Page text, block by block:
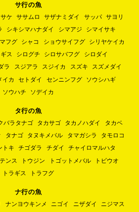
サ行の魚
サケ ササムロ サザナミダイ サッパ サヨリ
シキシマハナダイ シマアジ
シマイサキ
フグ シャコ ショウサイフグ
シリヤケイカ
ス シログチ シロサバフグ
シロダイ
ラ スジアラ スジイカ スズキ
スズメダイ
イカ セトダイ センニンフグ
ソウシハギ
ソウハチ
ソデイカ
タ行の魚
バラタナゴ タカサゴ タカノハダイ
タカベ
タナゴ タヌキメバル タマガシラ
タモロコ
トキ チゴダラ チダイ
チャイロマルハタ
テンス トウジン トゴットメバル
トビウオ
トラギス
トラフグ
ナ行の魚
ナンヨウキンメ ニゴイ ニザダイ
ニジマス